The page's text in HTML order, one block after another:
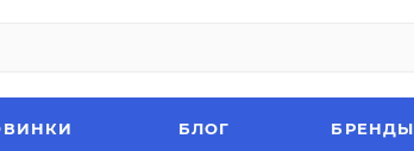
БЛОГ БРЕНДЫ